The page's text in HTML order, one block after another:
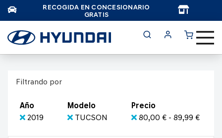
RECOGIDA EN CONCESIONARIO
GRATIS
Filtrando por
Año
2019
Modelo
TUCSON
Precio
80,00 € - 89,99 €